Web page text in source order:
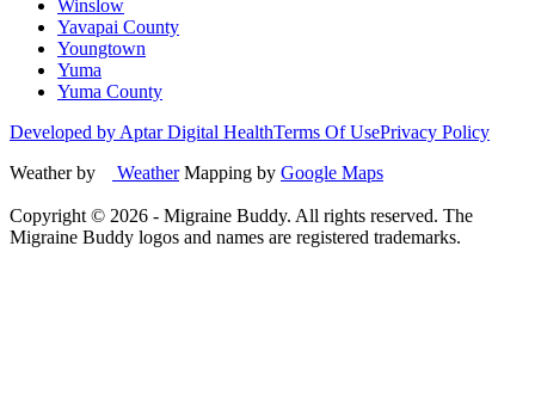
Winslow
Yavapai County
Youngtown
Yuma
Yuma County
Developed by Aptar Digital HealthTerms Of UsePrivacy Policy
Weather by
WeatherMapping by Google Maps
Copyright © 2026 - Migraine Buddy. All rights reserved. The
Migraine Buddy logos and names are registered trademarks.